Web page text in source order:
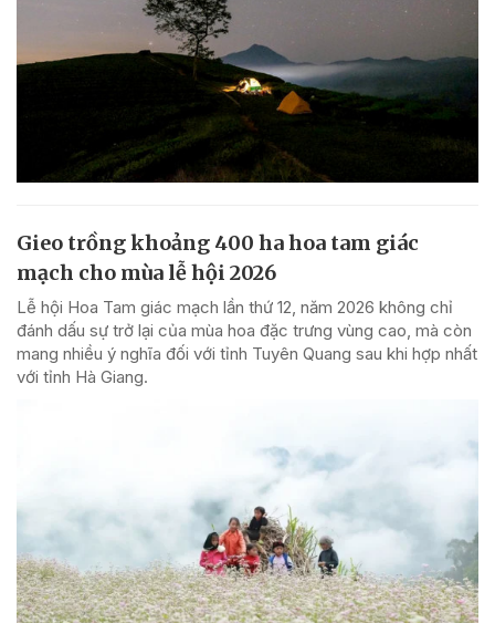
Gieo trồng khoảng 400 ha hoa tam giác
mạch cho mùa lễ hội 2026
Lễ hội Hoa Tam giác mạch lần thứ 12, năm 2026 không chỉ
đánh dấu sự trở lại của mùa hoa đặc trưng vùng cao, mà còn
mang nhiều ý nghĩa đối với tỉnh Tuyên Quang sau khi hợp nhất
với tỉnh Hà Giang.